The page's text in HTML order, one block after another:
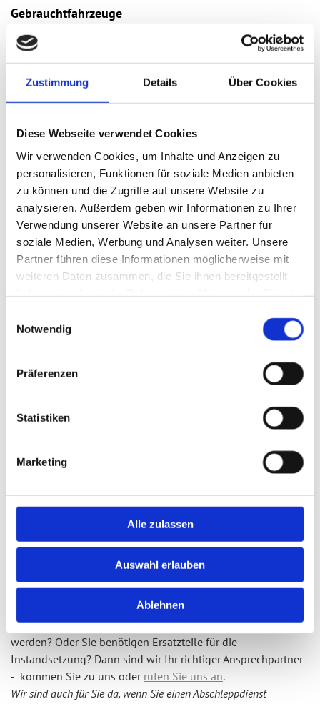
Zustimmung Details Über Cookies
Diese Webseite verwendet Cookies
Wir verwenden Cookies, um Inhalte und Anzeigen zu
personalisieren, Funktionen für soziale Medien anbieten
zu können und die Zugriffe auf unsere Website zu
analysieren. Außerdem geben wir Informationen zu Ihrer
Verwendung unserer Website an unsere Partner für
soziale Medien, Werbung und Analysen weiter. Unsere
Partner führen diese Informationen möglicherweise mit
weiteren Daten zusammen, die Sie ihnen bereitgestellt
Notwendig
Präferenzen
Statistiken
Marketing
Alle zulassen
Auswahl erlauben
Ablehnen
Gebrauchtfahrzeuge
Sie sind auf der Suche nach einem Gebrauchtwagen? Wir
haben die unterschiedlichen Marken und Typen im Angebot -
schauen Sie sich bei uns vorbei. Selbstverständlich erhalten
Sie unsere Autos mit der gesetzlich vorgeschriebenen
Sie hatten einen Unfall und Ihr Fahrzeug muss entsorgt
werden? Oder Sie benötigen Ersatzteile für die
Instandsetzung? Dann sind wir Ihr richtiger Ansprechpartner
- kommen Sie zu uns oder rufen Sie uns an.
Wir sind auch für Sie da, wenn Sie einen Abschleppdienst